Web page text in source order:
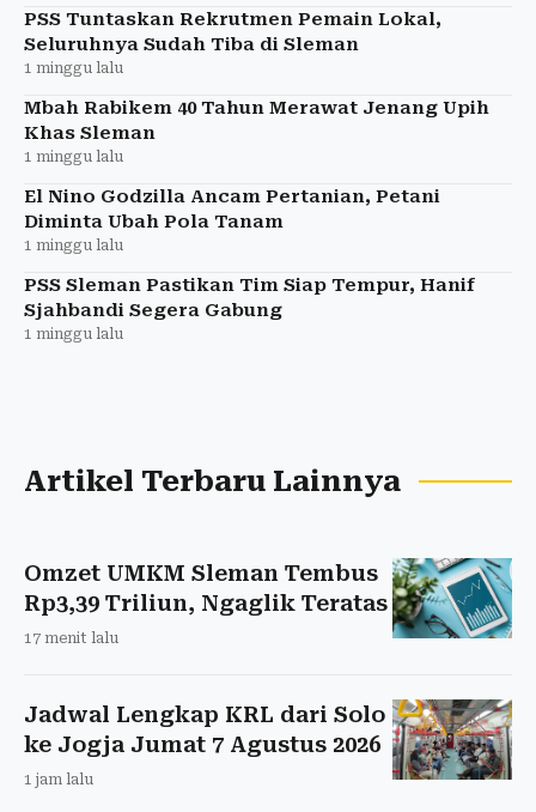
PSS Tuntaskan Rekrutmen Pemain Lokal,
Seluruhnya Sudah Tiba di Sleman
1 minggu lalu
Mbah Rabikem 40 Tahun Merawat Jenang Upih
Khas Sleman
1 minggu lalu
El Nino Godzilla Ancam Pertanian, Petani
Diminta Ubah Pola Tanam
1 minggu lalu
PSS Sleman Pastikan Tim Siap Tempur, Hanif
Sjahbandi Segera Gabung
1 minggu lalu
Artikel Terbaru Lainnya
Omzet UMKM Sleman Tembus
Rp3,39 Triliun, Ngaglik Teratas
17 menit lalu
Jadwal Lengkap KRL dari Solo
ke Jogja Jumat 7 Agustus 2026
1 jam lalu